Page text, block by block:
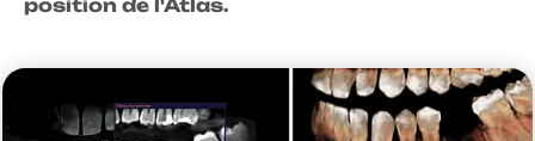
position de l'Atlas.